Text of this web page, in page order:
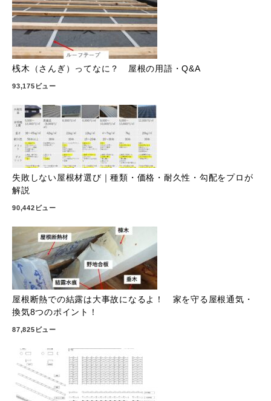
桟木（さんぎ）ってなに？ 屋根の用語・Q&A
93,175ビュー
失敗しない屋根材選び｜種類・価格・耐久性・勾配をプロが
解説
90,442ビュー
屋根断熱での結露は大事故になるよ！ 家を守る屋根通気・
換気8つのポイント！
87,825ビュー